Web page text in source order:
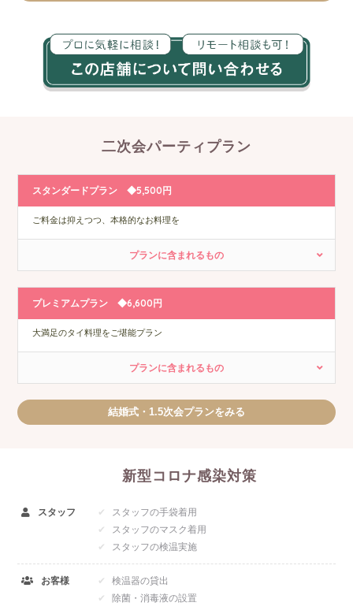
二次会パーティプラン
スタンダードプラン ◆5,500円
ご料金は抑えつつ、本格的なお料理を
プランに含まれるもの
プレミアムプラン ◆6,600円
大満足のタイ料理をご堪能プラン
プランに含まれるもの
結婚式・1.5次会プランをみる
新型コロナ感染対策
スタッフ
スタッフの手袋着用
スタッフのマスク着用
スタッフの検温実施
お客様
検温器の貸出
除菌・消毒液の設置